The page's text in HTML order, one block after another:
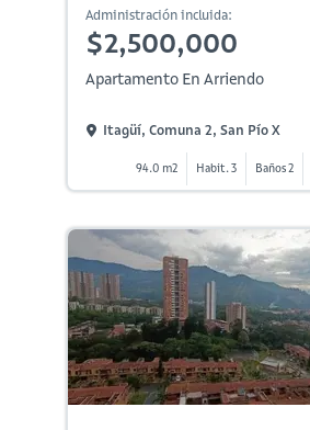
Administración incluida:
$2,500,000
Apartamento En Arriendo
Itagüí, Comuna 2, San Pío X
94.0 m2 Habit. 3 Baños 2